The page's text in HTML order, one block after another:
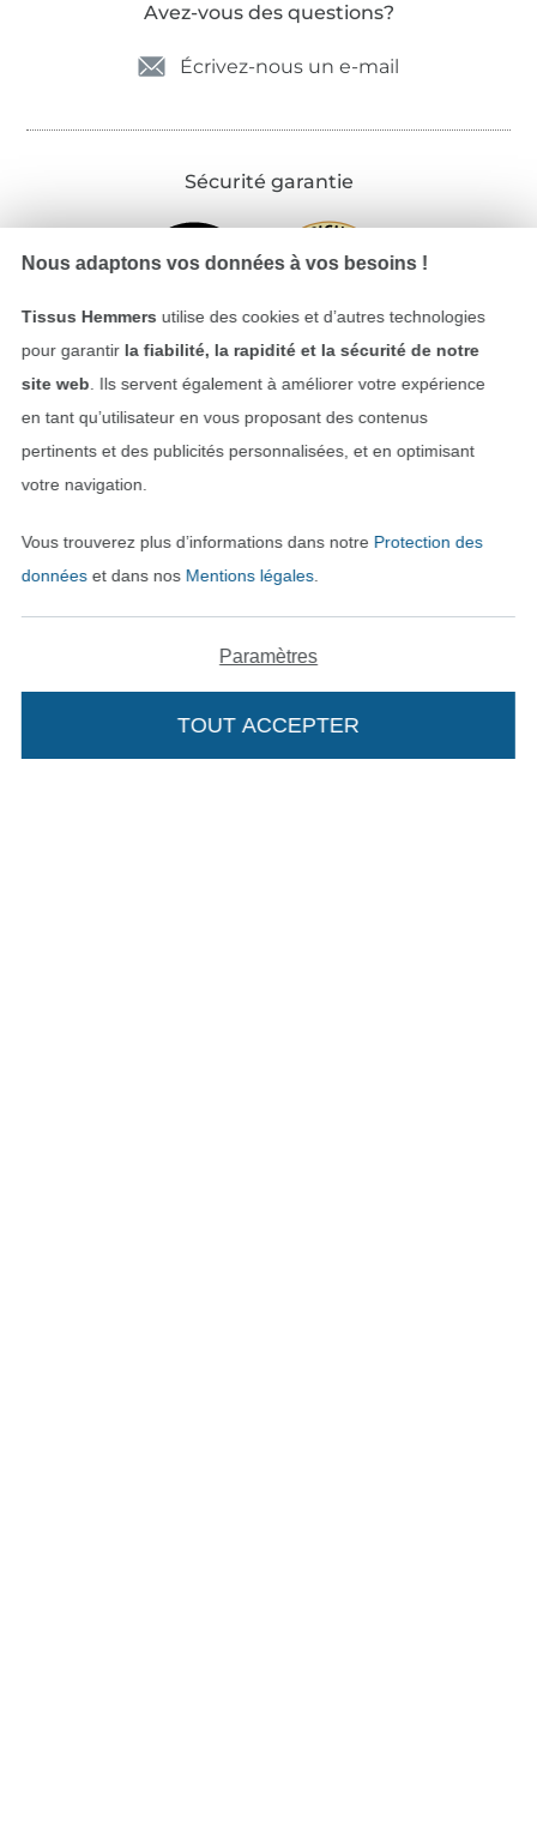
Avez-vous des questions?
Écrivez-nous un e-mail
Sécurité garantie
Payer avec
Nos partenaires logistiques
Nous adaptons vos données à vos besoins !
Tissus Hemmers utilise des cookies et d’autres technologies
pour garantir la fiabilité, la rapidité et la sécurité de notre
site web . Ils servent également à améliorer votre expérience
en tant qu’utilisateur en vous proposant des contenus
pertinents et des publicités personnalisées, et en optimisant
votre navigation.
Vous trouverez plus d’informations dans notre Protection des
donnéeset dans nos Mentions légales.
Paramètres
TOUT ACCEPTER